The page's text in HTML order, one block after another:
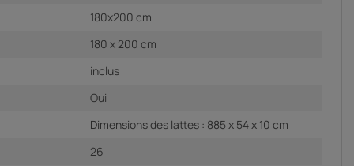
180x200 cm
180 x 200 cm
inclus
Oui
Dimensions des lattes : 885 x 54 x 10 cm
26